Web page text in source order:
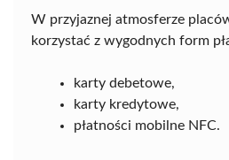
W przyjaznej atmosferze
korzystać z wygodnych form
karty debetowe,
karty kredytowe,
płatności mobilne NFC.